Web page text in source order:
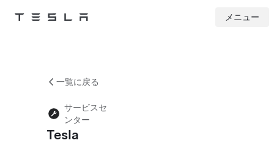
Tesla メニュー
一覧に戻る
サービスセ
ンター
Tesla